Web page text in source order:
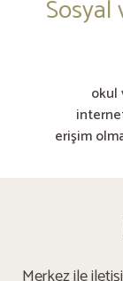
Sosyal
okul
erişim